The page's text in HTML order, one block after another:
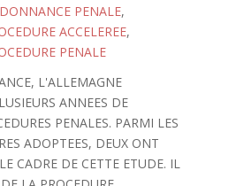
PENALE,
ACCELEREE,
PENALE
L'ALLEMAGNE
ANNEES DE
PENALES. PARMI LES
ADOPTEES, DEUX ONT
CADRE DE CETTE ETUDE. IL